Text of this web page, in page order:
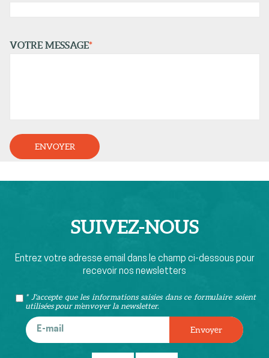
VOTRE MESSAGE*
SUIVEZ-NOUS
Entrez votre adresse email dans le champ ci-dessous pour
recevoir nos newsletters
* J'accepte que les informations saisies dans ce formulaire soient
utilisées pour m’envoyer la newsletter.